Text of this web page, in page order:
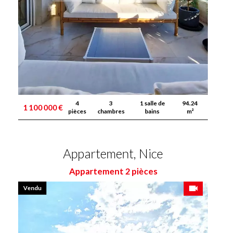
1 100 000 €
4
pièces
3
chambres
1 salle de
bains
94.24
m²
Appartement, Nice
Appartement 2 pièces
Vendu